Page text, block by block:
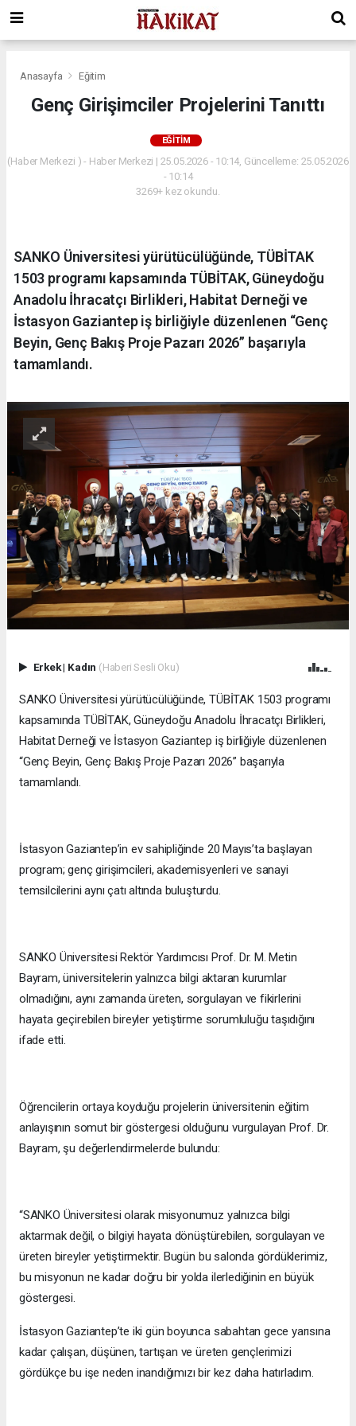
Anasayfa Eğitim
Genç Girişimciler Projelerini Tanıttı
EĞITIM
(Haber Merkezi ) - Haber Merkezi | 25.05.2026 - 10:14, Güncelleme: 25.05.2026
- 10:14
3269+ kez okundu.
SANKO Üniversitesi yürütücülüğünde, TÜBİTAK
1503 programı kapsamında TÜBİTAK, Güneydoğu
Anadolu İhracatçı Birlikleri, Habitat Derneği ve
İstasyon Gaziantep iş birliğiyle düzenlenen “Genç
Beyin, Genç Bakış Proje Pazarı 2026” başarıyla
tamamlandı.
Erkek| Kadın (Haberi Sesli Oku)
SANKO Üniversitesi yürütücülüğünde, TÜBİTAK 1503 programı
kapsamında TÜBİTAK, Güneydoğu Anadolu İhracatçı Birlikleri,
Habitat Derneği ve İstasyon Gaziantep iş birliğiyle düzenlenen
“Genç Beyin, Genç Bakış Proje Pazarı 2026” başarıyla
tamamlandı.
İstasyon Gaziantep’in ev sahipliğinde 20 Mayıs’ta başlayan
program; genç girişimcileri, akademisyenleri ve sanayi
temsilcilerini aynı çatı altında buluşturdu.
SANKO Üniversitesi Rektör Yardımcısı Prof. Dr. M. Metin
Bayram, üniversitelerin yalnızca bilgi aktaran kurumlar
olmadığını, aynı zamanda üreten, sorgulayan ve fikirlerini
hayata geçirebilen bireyler yetiştirme sorumluluğu taşıdığını
ifade etti.
Öğrencilerin ortaya koyduğu projelerin üniversitenin eğitim
anlayışının somut bir göstergesi olduğunu vurgulayan Prof. Dr.
Bayram, şu değerlendirmelerde bulundu:
“SANKO Üniversitesi olarak misyonumuz yalnızca bilgi
aktarmak değil, o bilgiyi hayata dönüştürebilen, sorgulayan ve
üreten bireyler yetiştirmektir. Bugün bu salonda gördüklerimiz,
bu misyonun ne kadar doğru bir yolda ilerlediğinin en büyük
göstergesi.
İstasyon Gaziantep’te iki gün boyunca sabahtan gece yarısına
kadar çalışan, düşünen, tartışan ve üreten gençlerimizi
gördükçe bu işe neden inandığımızı bir kez daha hatırladım.